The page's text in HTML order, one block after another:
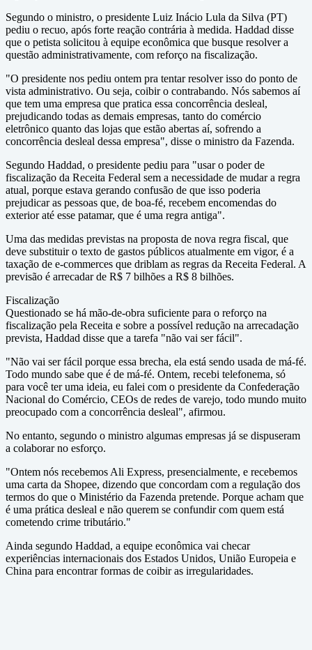
Segundo o ministro, o presidente Luiz Inácio Lula da Silva (PT)
pediu o recuo, após forte reação contrária à medida. Haddad disse
que o petista solicitou à equipe econômica que busque resolver a
questão administrativamente, com reforço na fiscalização.
"O presidente nos pediu ontem pra tentar resolver isso do ponto de
vista administrativo. Ou seja, coibir o contrabando. Nós sabemos aí
que tem uma empresa que pratica essa concorrência desleal,
prejudicando todas as demais empresas, tanto do comércio
eletrônico quanto das lojas que estão abertas aí, sofrendo a
concorrência desleal dessa empresa", disse o ministro da Fazenda.
Segundo Haddad, o presidente pediu para "usar o poder de
fiscalização da Receita Federal sem a necessidade de mudar a regra
atual, porque estava gerando confusão de que isso poderia
prejudicar as pessoas que, de boa-fé, recebem encomendas do
exterior até esse patamar, que é uma regra antiga".
Uma das medidas previstas na proposta de nova regra fiscal, que
deve substituir o texto de gastos públicos atualmente em vigor, é a
taxação de e-commerces que driblam as regras da Receita Federal. A
previsão é arrecadar de R$ 7 bilhões a R$ 8 bilhões.
Fiscalização
Questionado se há mão-de-obra suficiente para o reforço na
fiscalização pela Receita e sobre a possível redução na arrecadação
prevista, Haddad disse que a tarefa "não vai ser fácil".
"Não vai ser fácil porque essa brecha, ela está sendo usada de má-fé.
Todo mundo sabe que é de má-fé. Ontem, recebi telefonema, só
para você ter uma ideia, eu falei com o presidente da Confederação
Nacional do Comércio, CEOs de redes de varejo, todo mundo muito
preocupado com a concorrência desleal", afirmou.
No entanto, segundo o ministro algumas empresas já se dispuseram
a colaborar no esforço.
"Ontem nós recebemos Ali Express, presencialmente, e recebemos
uma carta da Shopee, dizendo que concordam com a regulação dos
termos do que o Ministério da Fazenda pretende. Porque acham que
é uma prática desleal e não querem se confundir com quem está
cometendo crime tributário."
Ainda segundo Haddad, a equipe econômica vai checar
experiências internacionais dos Estados Unidos, União Europeia e
China para encontrar formas de coibir as irregularidades.